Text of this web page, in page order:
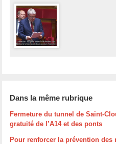
Dans la même rubrique
Fermeture du tunnel de Saint-
gratuité de l’A14 et des ponts
Pour renforcer la prévention des